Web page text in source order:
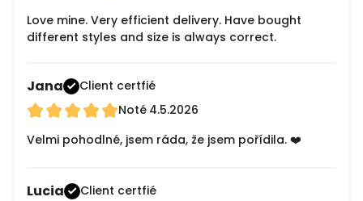
Love mine. Very efficient delivery. Have bought
different styles and size is always correct.
Jana
Client certfié
Noté 4.5.2026
Velmi pohodlné, jsem ráda, že jsem pořídila. ❤️
Lucia
Client certfié